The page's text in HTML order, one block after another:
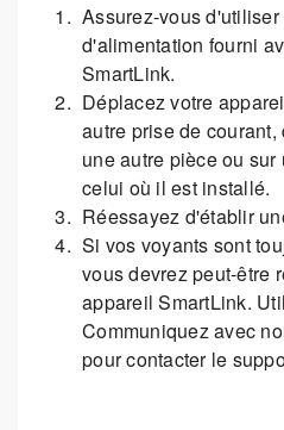
Assurez-vous
d'alimentation fourni
SmartLink.
Déplacez votre
autre prise de
une autre pièce ou
celui où il est installé.
Réessayez d'établir
Si vos voyants sont
vous devrez peut-être
appareil SmartLink.
Communiquez avec
pour contacter le